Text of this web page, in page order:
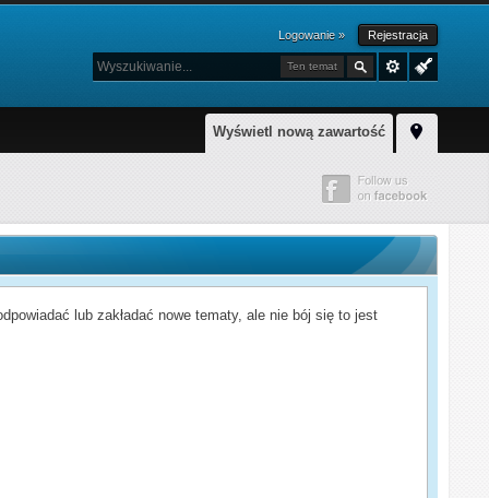
Logowanie » Rejestracja
Ten temat
Wyświetl nową zawartość
lub zakładać nowe tematy, ale nie bój się to jest